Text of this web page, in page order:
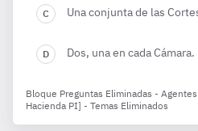
Una conjunta de las
Dos, una en cada Cámara.
Bloque Preguntas Eliminadas -
Hacienda PI] - Temas Eliminados